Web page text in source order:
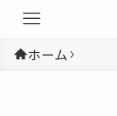
ホーム